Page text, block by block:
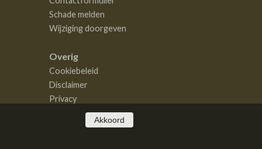
Akkoord
Schade melden
Wijziging doorgeven
Overig
Cookiebeleid
Disclaimer
Privacy